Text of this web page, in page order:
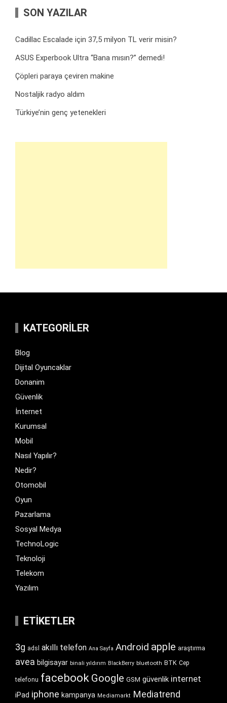
SON YAZILAR
Cadillac Escalade için 37,5 milyon TL verir misin?
ASUS Experbook Ultra “Bana mısın?” demedi!
Çöpleri paraya çeviren makine
Nostaljik radyo aldım
Türkiye’nin genç yetenekleri
KATEGORILER
Blog
Dijital Oyuncaklar
Donanim
Güvenlik
İnternet
Kurumsal
Mobil
Nasıl Yapılır?
Nedir?
Otomobil
Oyun
Pazarlama
Sosyal Medya
TechnoLogic
Teknoloji
Telekom
Yazılım
ETIKETLER
3g adsl akıllı telefon Ana Sayfa Android apple araştırma
avea bilgisayar binali yıldırım BlackBerry bluetooth BTK Cep
telefonu facebook Google GSM güvenlik internet
iPad iphone kampanya Mediamarkt Mediatrend